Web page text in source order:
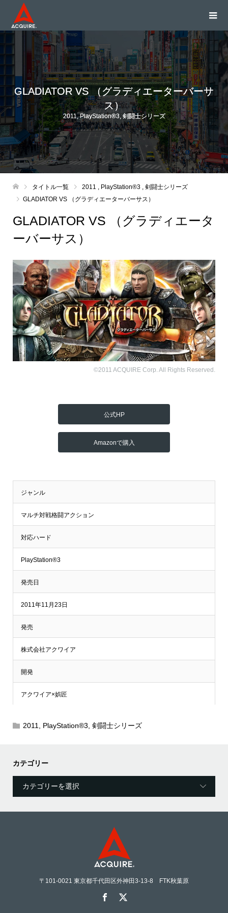
GLADIATOR VS （グラディエーターバーサ
ス）
2011,PlayStation®3,剣闘士シリーズ
タイトル一覧 2011 PlayStation®3
剣闘士シリーズ
GLADIATOR VS （グラディエーターバーサス）
GLADIATOR VS （グラディエータ
ーバーサス）
©2011 ACQUIRE Corp. All Rights Reserved.
公式HP
Amazonで購入
ジャンル
マルチ対戦格闘アクション
対応ハード
PlayStation®3
発売日
2011年11月23日
発売
株式会社アクワイア
開発
アクワイア×娯匠
2011, PlayStation®3, 剣闘士シリーズ
カテゴリー
〒101-0021 東京都千代田区外神田3-13-8 FTK秋葉原